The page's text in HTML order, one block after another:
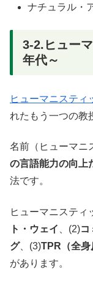
ナチュラル・
3-2.ヒュー
年代～
ヒューマニスティ
れたもう一つの教
名前（ヒューマニ
の言語能力の向上
法です。
ヒューマニスティ
ト・ウェイ
、(2)コ
グ、(3)TPR（全身
があります。